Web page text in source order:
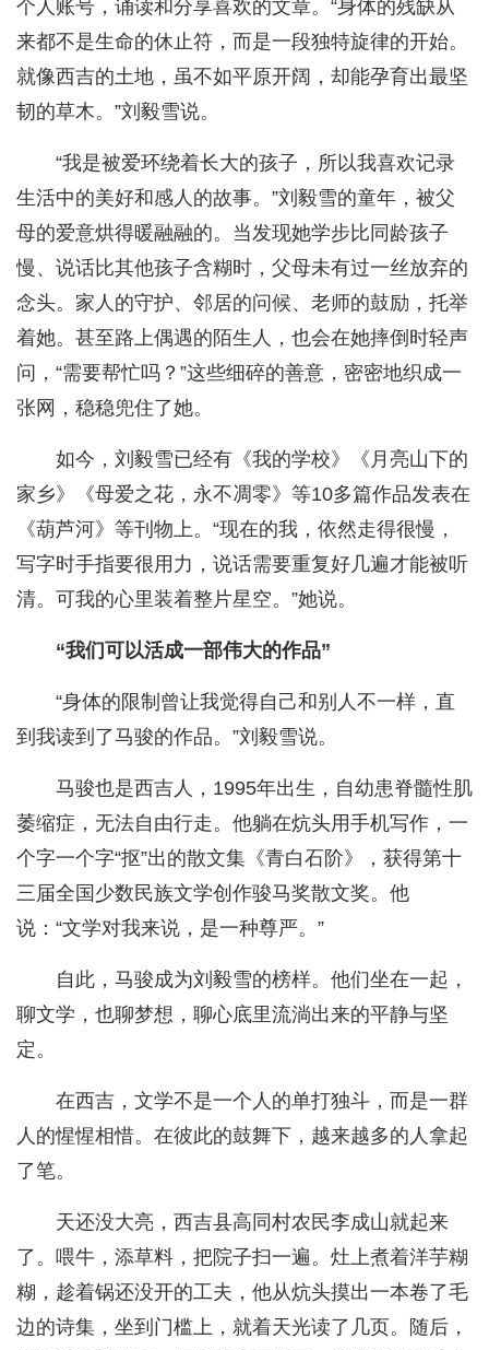
个人账号，诵读和分享喜欢的文章。“身体的残缺从
来都不是生命的休止符，而是一段独特旋律的开始。
就像西吉的土地，虽不如平原开阔，却能孕育出最坚
韧的草木。”刘毅雪说。
“我是被爱环绕着长大的孩子，所以我喜欢记录
生活中的美好和感人的故事。”刘毅雪的童年，被父
母的爱意烘得暖融融的。当发现她学步比同龄孩子
慢、说话比其他孩子含糊时，父母未有过一丝放弃的
念头。家人的守护、邻居的问候、老师的鼓励，托举
着她。甚至路上偶遇的陌生人，也会在她摔倒时轻声
问，“需要帮忙吗？”这些细碎的善意，密密地织成一
张网，稳稳兜住了她。
如今，刘毅雪已经有《我的学校》《月亮山下的
家乡》《母爱之花，永不凋零》等10多篇作品发表在
《葫芦河》等刊物上。“现在的我，依然走得很慢，
写字时手指要很用力，说话需要重复好几遍才能被听
清。可我的心里装着整片星空。”她说。
“我们可以活成一部伟大的作品”
“身体的限制曾让我觉得自己和别人不一样，直
到我读到了马骏的作品。”刘毅雪说。
马骏也是西吉人，1995年出生，自幼患脊髓性肌
萎缩症，无法自由行走。他躺在炕头用手机写作，一
个字一个字“抠”出的散文集《青白石阶》，获得第十
三届全国少数民族文学创作骏马奖散文奖。他
说：“文学对我来说，是一种尊严。”
自此，马骏成为刘毅雪的榜样。他们坐在一起，
聊文学，也聊梦想，聊心底里流淌出来的平静与坚
定。
在西吉，文学不是一个人的单打独斗，而是一群
人的惺惺相惜。在彼此的鼓舞下，越来越多的人拿起
了笔。
天还没大亮，西吉县高同村农民李成山就起来
了。喂牛，添草料，把院子扫一遍。灶上煮着洋芋糊
糊，趁着锅还没开的工夫，他从炕头摸出一本卷了毛
边的诗集，坐到门槛上，就着天光读了几页。随后，